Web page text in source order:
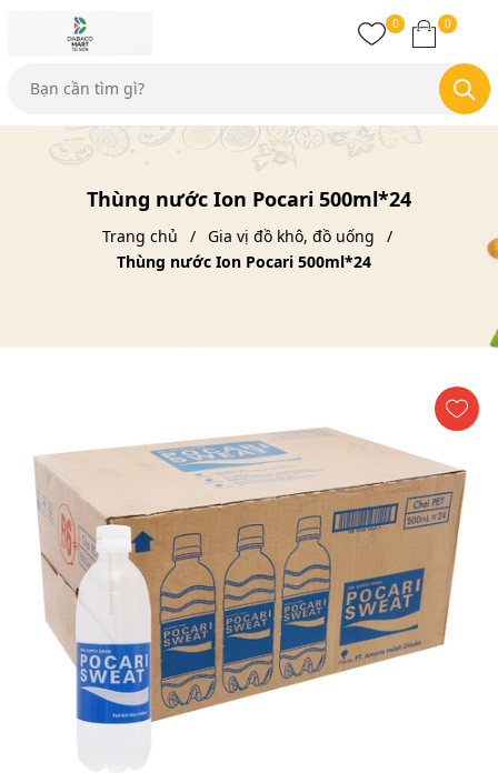
0 0
Thùng nước Ion Pocari 500ml*24
Trang chủ
Gia vị đồ khô, đồ uống
Thùng nước Ion Pocari 500ml*24